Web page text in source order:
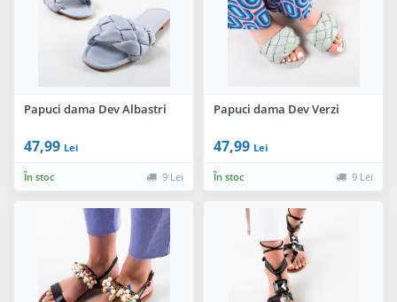
Papuci dama Dev Albastri
47,99 Lei
În stoc 9 Lei
Papuci dama Dev Verzi
47,99 Lei
În stoc 9 Lei